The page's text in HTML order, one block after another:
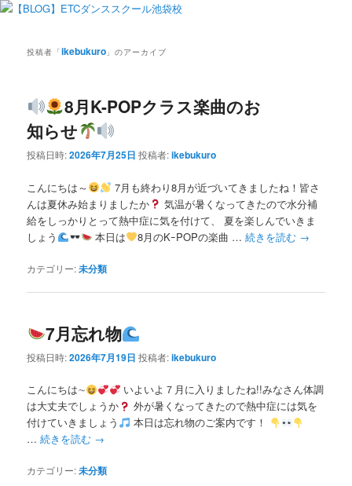
投稿者「ikebukuro 」のアーカイブ
8月K-POPクラス楽曲のお
知らせ
投稿日時:2026年7月25日 投稿者:ikebukuro
こんにちは～
7月も終わり8月が近づいてきましたね！皆さ
んは夏休み始まりましたか
気温が暑くなってきたので水分補
給をしっかりとって熱中症に気を付けて、 夏を楽しんでいきま
しょう
本日は 8月のKｰPOPの楽曲 …続きを読む →
カテゴリー:未分類
7月忘れ物
投稿日時:2026年7月19日 投稿者:ikebukuro
こんにちは∼
いよいよ７月に入りましたね!!みなさん体調
は大丈夫でしょうか
外が暑くなってきたので熱中症には気を
付けていきましょう
本日は忘れ物のご案内です！
…続きを読む →
カテゴリー:未分類